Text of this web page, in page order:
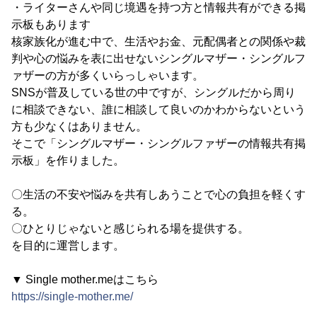
・ライターさんや同じ境遇を持つ方と情報共有ができる掲
示板もあります
核家族化が進む中で、生活やお金、元配偶者との関係や裁
判や心の悩みを表に出せないシングルマザー・シングルフ
ァザーの方が多くいらっしゃいます。
SNSが普及している世の中ですが、シングルだから周り
に相談できない、誰に相談して良いのかわからないという
方も少なくはありません。
そこで「シングルマザー・シングルファザーの情報共有掲
示板」を作りました。
〇生活の不安や悩みを共有しあうことで心の負担を軽くす
る。
〇ひとりじゃないと感じられる場を提供する。
を目的に運営します。
▼ Single mother.meはこちら
https://single-mother.me/